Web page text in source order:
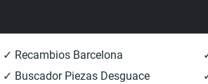
✓ Recambios Barcelona
✓ Buscador Piezas Desguace